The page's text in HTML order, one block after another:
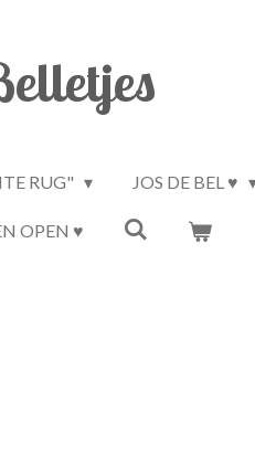
RUG" JOS DE BEL ♥
OPEN ♥